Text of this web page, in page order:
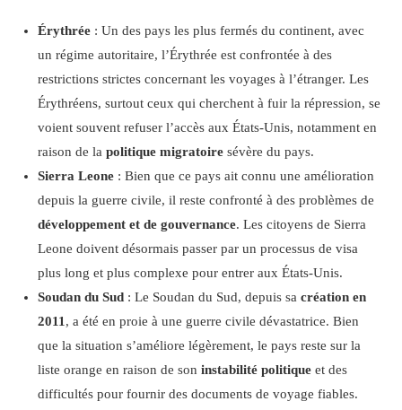
Érythrée : Un des pays les plus fermés du continent, avec
un régime autoritaire, l’Érythrée est confrontée à des
restrictions strictes concernant les voyages à l’étranger. Les
Érythréens, surtout ceux qui cherchent à fuir la répression, se
voient souvent refuser l’accès aux États-Unis, notamment en
raison de lapolitique migratoire sévère du pays.
Sierra Leone : Bien que ce pays ait connu une amélioration
depuis la guerre civile, il reste confronté à des problèmes de
développement et de gouvernance. Les citoyens de Sierra
Leone doivent désormais passer par un processus de visa
plus long et plus complexe pour entrer aux États-Unis.
Soudan du Sud : Le Soudan du Sud, depuis sacréation en
2011, a été en proie à une guerre civile dévastatrice. Bien
que la situation s’améliore légèrement, le pays reste sur la
liste orange en raison de soninstabilité politique et des
difficultés pour fournir des documents de voyage fiables.